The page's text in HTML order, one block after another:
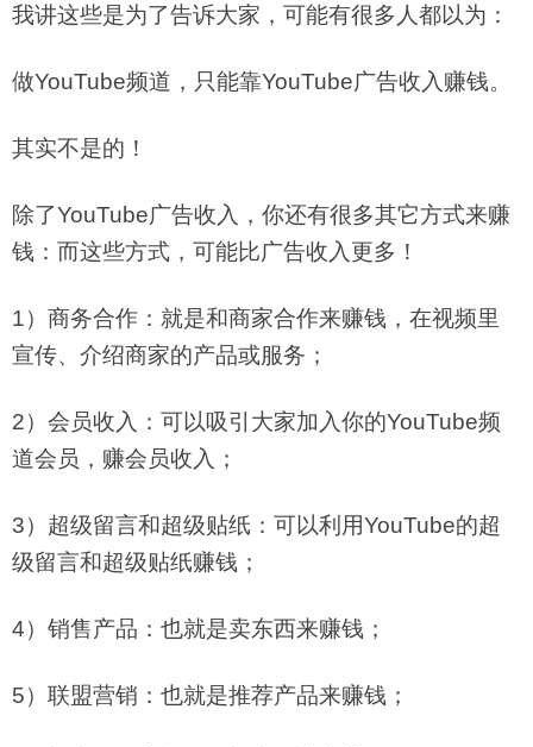
我讲这些是为了告诉大家，可能有很多人都以为：
做YouTube频道，只能靠YouTube广告收入赚钱。
其实不是的！
除了YouTube广告收入，你还有很多其它方式来赚
钱：而这些方式，可能比广告收入更多！
1）商务合作：就是和商家合作来赚钱，在视频里
宣传、介绍商家的产品或服务；
2）会员收入：可以吸引大家加入你的YouTube频
道会员，赚会员收入；
3）超级留言和超级贴纸：可以利用YouTube的超
级留言和超级贴纸赚钱；
4）销售产品：也就是卖东西来赚钱；
5）联盟营销：也就是推荐产品来赚钱；